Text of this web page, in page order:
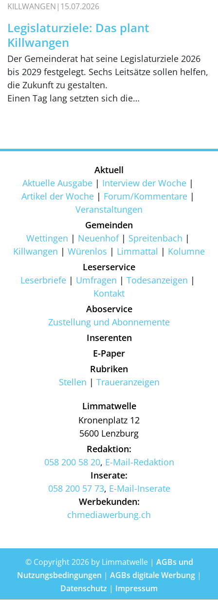
KILLWANGEN 15.07.2026
Legislaturziele: Das plant
Killwangen
Der Gemeinderat hat seine Legislaturziele 2026
bis 2029 festgelegt. Sechs Leitsätze sollen helfen,
die Zukunft zu gestalten.
Einen Tag lang setzten sich die…
Aktuell
Aktuelle Ausgabe
Interview der Woche
Artikel der Woche
Forum/Kommentare
Veranstaltungen
Gemeinden
Wettingen
Neuenhof
Spreitenbach
Killwangen
Würenlos Limmattal
Kolumne
Leserservice
Leserbriefe
Umfragen
Todesanzeigen
Kontakt
Aboservice
Zustellung und Abonnemente
Inserenten
E-Paper
Rubriken
Stellen
Traueranzeigen
Limmatwelle
Kronenplatz 12
5600 Lenzburg
Redaktion:
058 200 58 20, E-Mail-Redaktion
Inserate:
058 200 57 73, E-Mail-Inserate
Werbekunden:
chmediawerbung.ch
© Copyright 2026 by Limmatwelle | AGBs und
Nutzungsbedingungen | AGBs digitale Werbung|
Datenschutz | Impressum